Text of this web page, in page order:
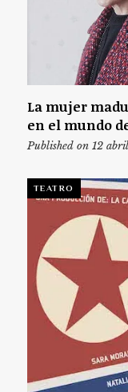
La mujer
en el mundo
Published on 12
TEATRO